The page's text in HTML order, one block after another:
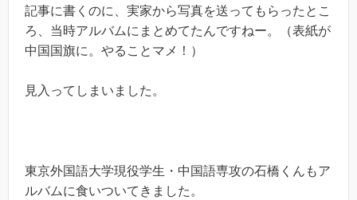
記事に書くのに、実家から写真を送ってもらったとこ
ろ、当時アルバムにまとめてたんですねー。（表紙が
中国国旗に。やることマメ！）
見入ってしまいました。
東京外国語大学現役学生・中国語専攻の石橋くんもア
ルバムに食いついてきました。